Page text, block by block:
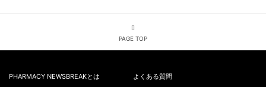
PAGE TOP
PHARMACY NEWSBREAKとは
よくある質問